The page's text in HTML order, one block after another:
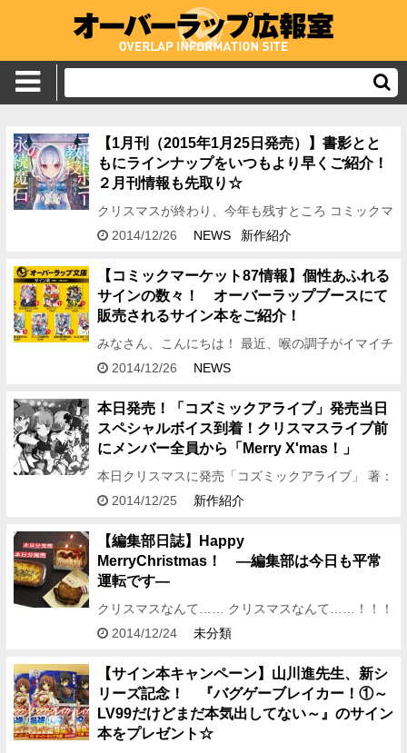
【1月刊（2015年1月25日発売）】書影とと
もにラインナップをいつもより早くご紹介！
２月刊情報も先取り☆
クリスマスが終わり、今年も残すところ コミックマ
ーケットのみとなりました・・・！ お祭り前のワク
です！ 来週に…
2014/12/26 NEWS 新作紹介
【コミックマーケット87情報】個性あふれる
サインの数々！ オーバーラップブースにて
販売されるサイン本をご紹介！
みなさん、こんにちは！ 最近、喉の調子がイマイチ
な編集アシDです。 加湿器を購入するべきか否
マーケット87】オ…
2014/12/26 NEWS
本日発売！「コズミックアライブ」発売当日
スペシャルボイス到着！クリスマスライブ前
にメンバー全員から「Merry X'mas！」
本日クリスマスに発売「コズミックアライブ」 著：
真子晃一 イラスト：荻pote 発売カウントダウンボ
のメモ…
2014/12/25 新作紹介
【編集部日誌】Happy
MerryChristmas！ ―編集部は今日も平常
運転です―
クリスマスなんて…… クリスマスなんて……！！！
メリークリスマース！ きっと君は来ない～♪ ひとり
ソ…
2014/12/24 未分類
【サイン本キャンペーン】山川進先生、新シ
リーズ記念！ 『バグゲーブレイカー！①～
LV99だけどまだ本気出してない～』のサイン
本をプレゼント☆